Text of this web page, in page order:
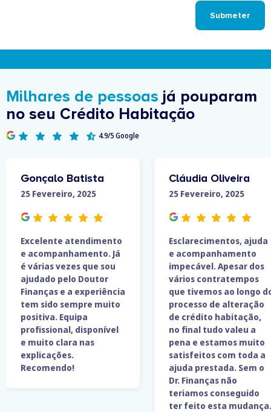
Submeter
Milhares de pessoas já pouparam
no seu Crédito Habitação
4.9/5 Google
Gonçalo Batista
25 Fevereiro, 2025
Excelente atendimento
e acompanhamento. Já
é várias vezes que sou
ajudado pelo Doutor
Finanças e a experiência
tem sido sempre muito
positiva. Equipa
profissional, disponível
e muito clara nas
explicações.
Recomendo!
Cláudia Oliveira
25 Fevereiro, 2025
Esclarecimentos, ajuda
e acompanhamento
impecável. Apesar dos
vários contratempos
que tivemos ao longo
processo de alteração
de crédito habitação,
no final tudo valeu a
pena e estamos muito
satisfeitos com toda a
ajuda prestada. Sem o
Dr. Finanças não
teriamos conseguido
ter feito esta mudança.